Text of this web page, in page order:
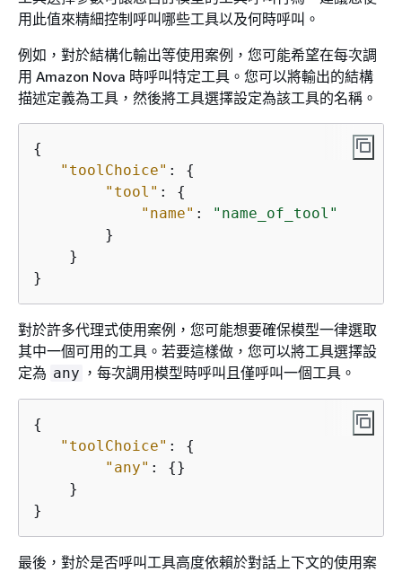
用此值來精細控制呼叫哪些工具以及何時呼叫。
例如，對於結構化輸出等使用案例，您可能希望在每次調
用 Amazon Nova 時呼叫特定工具。您可以將輸出的結構
描述定義為工具，然後將工具選擇設定為該工具的名稱。
{
"toolChoice" : {
"tool" : {
"name" :
"name_of_tool"
        }
    }
}
對於許多代理式使用案例，您可能想要確保模型一律選取
其中一個可用的工具。若要這樣做，您可以將工具選擇設
定為 any ，每次調用模型時呼叫且僅呼叫一個工具。
{
"toolChoice" : {
"any" : {}
    }
}
最後，對於是否呼叫工具高度依賴於對話上下文的使用案